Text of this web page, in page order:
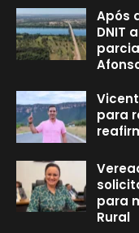
Após
DNIT
para
para
Rural